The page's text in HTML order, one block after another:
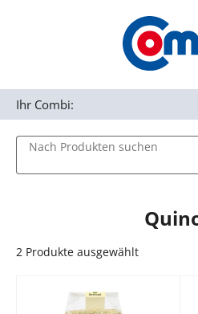
Zur Navigation springen
Nach Produkten suchen
Ihr Combi:
2 Produkte ausgewählt